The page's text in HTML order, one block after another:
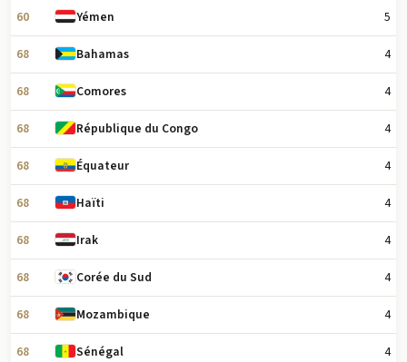
60 Yémen 5
68 Bahamas 4
68 Comores 4
68 République du Congo 4
68 Équateur 4
68 Haïti 4
68 Irak 4
68 Corée du Sud 4
68 Mozambique 4
68 Sénégal 4